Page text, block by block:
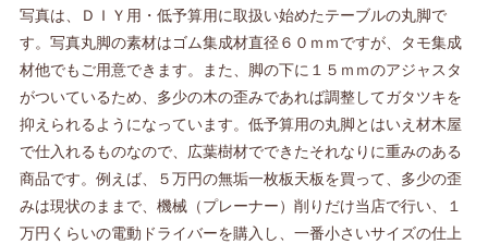
写真は、ＤＩＹ用・低予算用に取扱い始めたテーブルの丸脚で
す。写真丸脚の素材はゴム集成材直径６０ｍｍですが、タモ集成
材他でもご用意できます。また、脚の下に１５ｍｍのアジャスタ
がついているため、多少の木の歪みであれば調整してガタツキを
抑えられるようになっています。低予算用の丸脚とはいえ材木屋
で仕入れるものなので、広葉樹材でできたそれなりに重みのある
商品です。例えば、５万円の無垢一枚板天板を買って、多少の歪
みは現状のままで、機械（プレーナー）削りだけ当店で行い、１
万円くらいの電動ドライバーを購入し、一番小さいサイズの仕上